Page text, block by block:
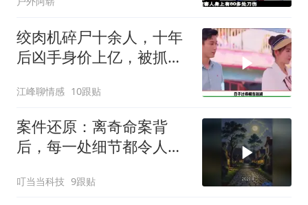
绞肉机碎尸十余人，十年
后凶手身价上亿，被抓后
江峰聊情感 10跟贴
案件还原：离奇命案背
后，每一处细节都令人脊
叮当当科技 9跟贴